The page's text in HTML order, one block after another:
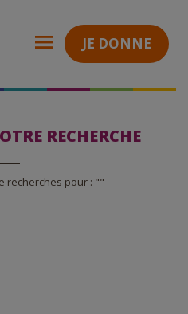
JE DONNE
RECHERCHE
recherches pour : ""